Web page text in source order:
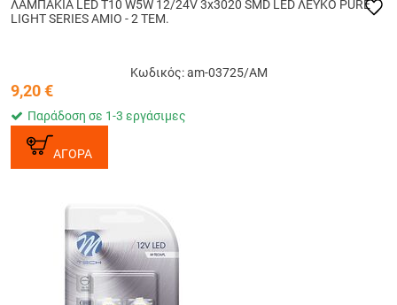
ΛΑΜΠΑΚΙΑ LED T10 W5W 12/24V 3x3020 SMD LED ΛΕΥΚΟ PURE
LIGHT SERIES ΑΜΙΟ - 2 ΤΕΜ.
Κωδικός: am-03725/AM
9,20€
Παράδοση σε 1-3 εργάσιμες
ΑΓΟΡΑ